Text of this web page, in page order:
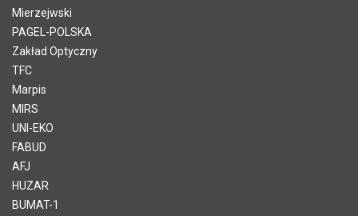
Mierzejwski
PAGEL-POLSKA
Zakład Optyczny
TFC
Marpis
MIRS
UNI-EKO
FABUD
AFJ
HUZAR
BUMAT-1